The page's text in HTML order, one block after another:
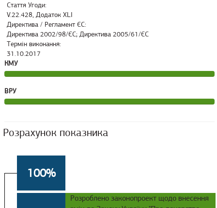
Стаття Угоди:
V.22.428, Додаток XLI
Директива / Регламент ЄС:
Директива 2002/98/ЄС; Директива 2005/61/ЄС
Термін виконання:
31.10.2017
КМУ
ВРУ
Розрахунок показника
100%
Розроблено законопроект щодо внесення